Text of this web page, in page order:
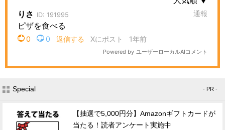
Special - PR -
【抽選で5,000円分】Amazonギフトカードが
当たる！読者アンケート実施中